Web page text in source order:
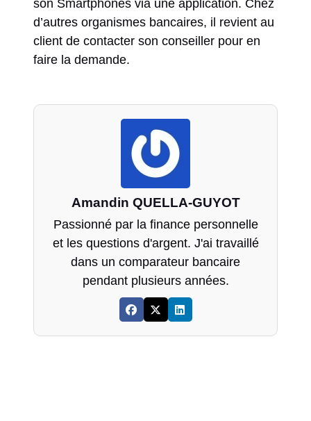
son Smartphones via une application. Chez
d’autres organismes bancaires, il revient au
client de contacter son conseiller pour en
faire la demande.
Amandin QUELLA-GUYOT
Passionné par la finance personnelle
et les questions d'argent. J'ai travaillé
dans un comparateur bancaire
pendant plusieurs années.